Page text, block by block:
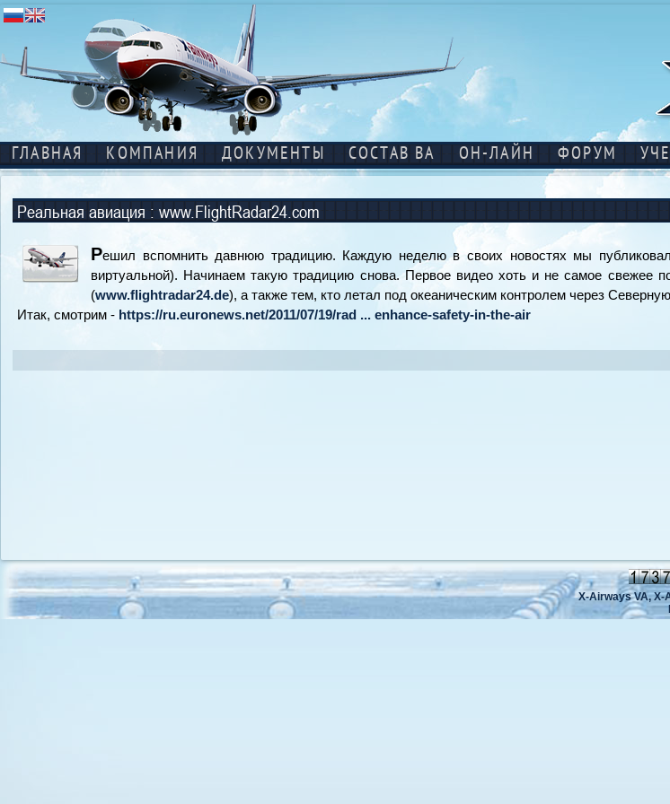
ГЛАВНАЯ КОМПАНИЯ ДОКУМЕНТЫ СОСТАВ ВА ОН-ЛАЙН ФОРУМ
Реальная авиация : www.FlightRadar24.com
Решил вспомнить давнюю традицию. Каждую неделю в своих новостях мы
виртуальной). Начинаем такую традицию снова. Первое видео хоть и не самое свежее
(www.flightradar24.de), а также тем, кто летал под океаническим контролем через
Итак, смотрим - https://ru.euronews.net/2011/07/19/rad ... enhance-safety-in-the-air
X-Airways VA,X-